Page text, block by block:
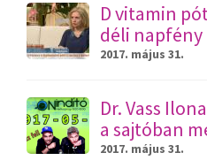
D vitamin
déli napfény
2017. május 31.
Dr. Vass
a sajtóban
2017. május 31.